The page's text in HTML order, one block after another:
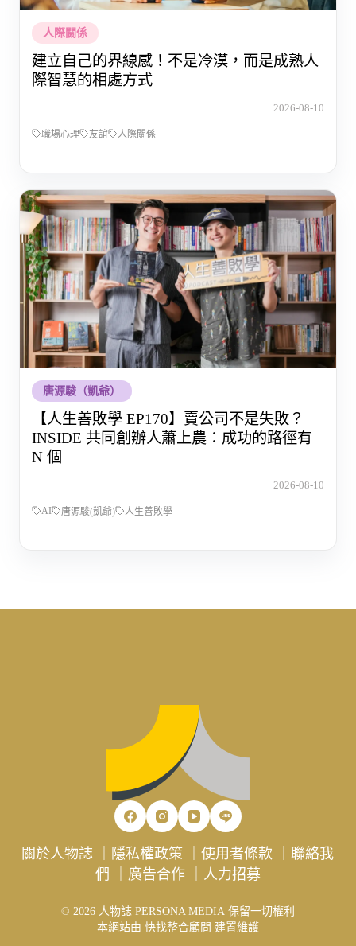
人際關係
建立自己的界線感！不是冷漠，而是成熟人
際智慧的相處方式
2026-08-10
職場心理 友誼 人際關係
唐源駿（凱爺）
【人生善敗學 EP170】賣公司不是失敗？
INSIDE 共同創辦人蕭上農：成功的路徑有
N 個
2026-08-10
AI 唐源駿(凱爺) 人生善敗學
關於人物誌 隱私權政策 ｜使用者條款 ｜聯絡我
們
廣告合作｜ 人力招募
© 2026 人物誌 PERSONA MEDIA 保留一切權利
本網站由 快找整合顧問 建置維護